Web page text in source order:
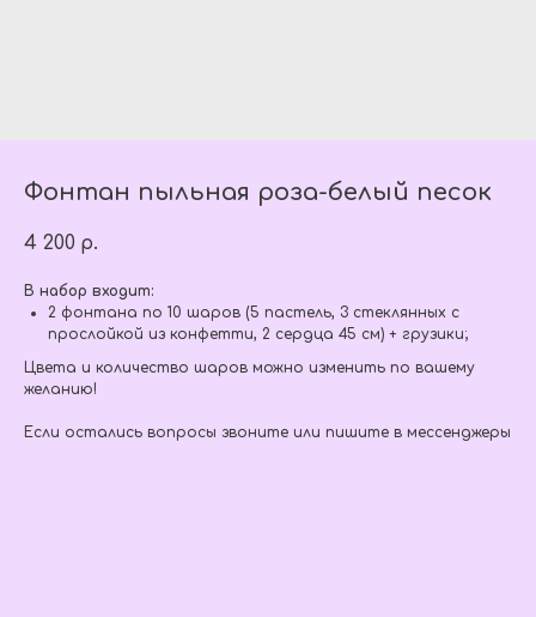
Фонтан пыльная роза-белый песок
4 200 р.
В набор входит:
2 фонтана по 10 шаров (5 пастель, 3 стеклянных с
прослойкой из конфетти, 2 сердца 45 см) + грузики;
Цвета и количество шаров можно изменить по вашему
желанию!
Если остались вопросы звоните или пишите в мессенджеры